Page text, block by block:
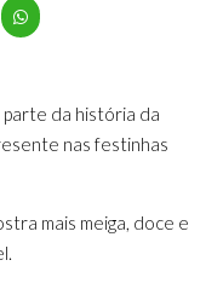
parte da história da
nas festinhas
mais meiga, doce e